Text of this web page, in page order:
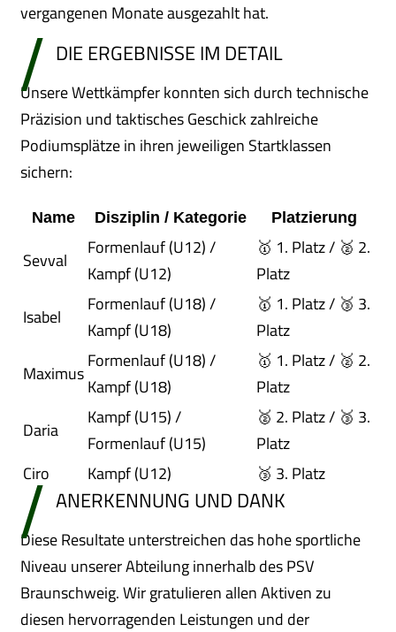
vergangenen Monate ausgezahlt hat.
DIE ERGEBNISSE IM DETAIL
Unsere Wettkämpfer konnten sich durch technische
Präzision und taktisches Geschick zahlreiche
Podiumsplätze in ihren jeweiligen Startklassen
sichern:
Name Disziplin / Kategorie Platzierung
Sevval
Formenlauf (U12) /
Kampf (U12)
🥇 1. Platz / 🥈 2.
Platz
Isabel
Formenlauf (U18) /
Kampf (U18)
🥇 1. Platz / 🥉 3.
Platz
Maximus
Formenlauf (U18) /
Kampf (U18)
🥇 1. Platz / 🥈 2.
Platz
Daria
Kampf (U15) /
Formenlauf (U15)
🥈 2. Platz / 🥉 3.
Platz
Ciro
Kampf (U12) 🥉 3. Platz
ANERKENNUNG UND DANK
Diese Resultate unterstreichen das hohe sportliche
Niveau unserer Abteilung innerhalb des PSV
Braunschweig. Wir gratulieren allen Aktiven zu
diesen hervorragenden Leistungen und der